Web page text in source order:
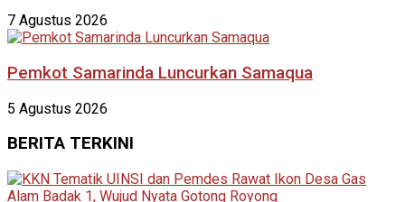
7 Agustus 2026
Pemkot Samarinda Luncurkan Samaqua
5 Agustus 2026
BERITA TERKINI